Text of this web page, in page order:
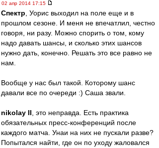
02 апр 2014 17:15
Спектр , Уорис выходил на поле еще и в
прошлом сезоне. И меня не впечатлил, честно
говоря, ни разу. Можно спорить о том, кому
надо давать шансы, и сколько этих шансов
нужно дать, конечно. Решать это все равно не
нам.
Вообще у нас был такой. Которому шанс
давали все по очереди :) Саша звали.
nikolay II , это неправда. Есть практика
обязательных пресс-конференций после
каждого матча. Унаи на них не пускали разве?
Попытался найти, где он по уходу жаловался